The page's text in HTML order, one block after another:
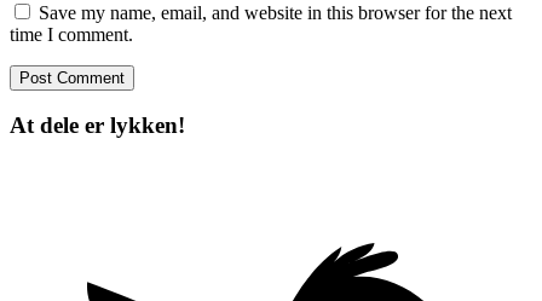
Save my name, email, and website in this browser for the next
time I comment.
At dele er lykken!